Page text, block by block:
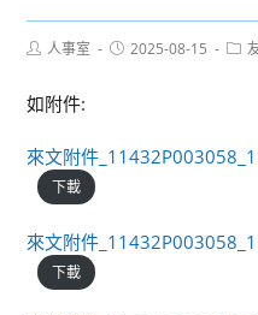
Post人事室
Post2025-08-15
Post
如附件:
來文附件
下載
來文附件
下載